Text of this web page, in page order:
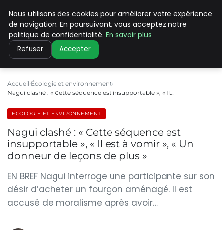
CLIMATE C ADVANCED
Accueil Écologie et environnement
Nagui clashé : « Cette séquence est insupportable », « Il…
ÉCOLOGIE ET ENVIRONNEMENT
Nagui clashé : « Cette séquence est
insupportable », « Il est à vomir », « Un
donneur de leçons de plus »
EN BREF Nagui interroge une participante sur son
désir d’acheter un fourgon aménagé. Il est
accusé de moralisme après avoir…
Nous utilisons des cookies pour améliorer votre expérience
de navigation. En poursuivant, vous acceptez notre
politique de confidentialité. En savoir plus
Refuser Accepter